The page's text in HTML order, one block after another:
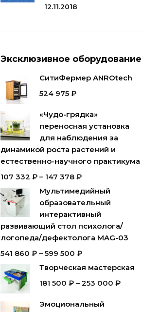
12.11.2018
Эксклюзивное оборудование
СитиФермер ANROtech
524 975 ₽
«Чудо-грядка»
переносная установка
для наблюдения за
динамикой роста растений и
естественно-научного практикума
107 332 ₽– 147 378 ₽
Мультимедийный
образовательный
интерактивный
развивающий стол психолога/
логопеда/дефектолога MAG-03
541 860 ₽– 599 500 ₽
Творческая мастерская
181 500 ₽– 253 000 ₽
Эмоциональный